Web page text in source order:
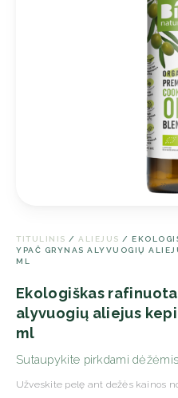
TITULINIS / ALIEJUS /
YPAČ GRYNAS ALYVUOGIŲ
ML
Ekologiškas
alyvuogių aliejus
ml
Sutaupykite pirkdami
Užveskite pelę ant dežės kainos